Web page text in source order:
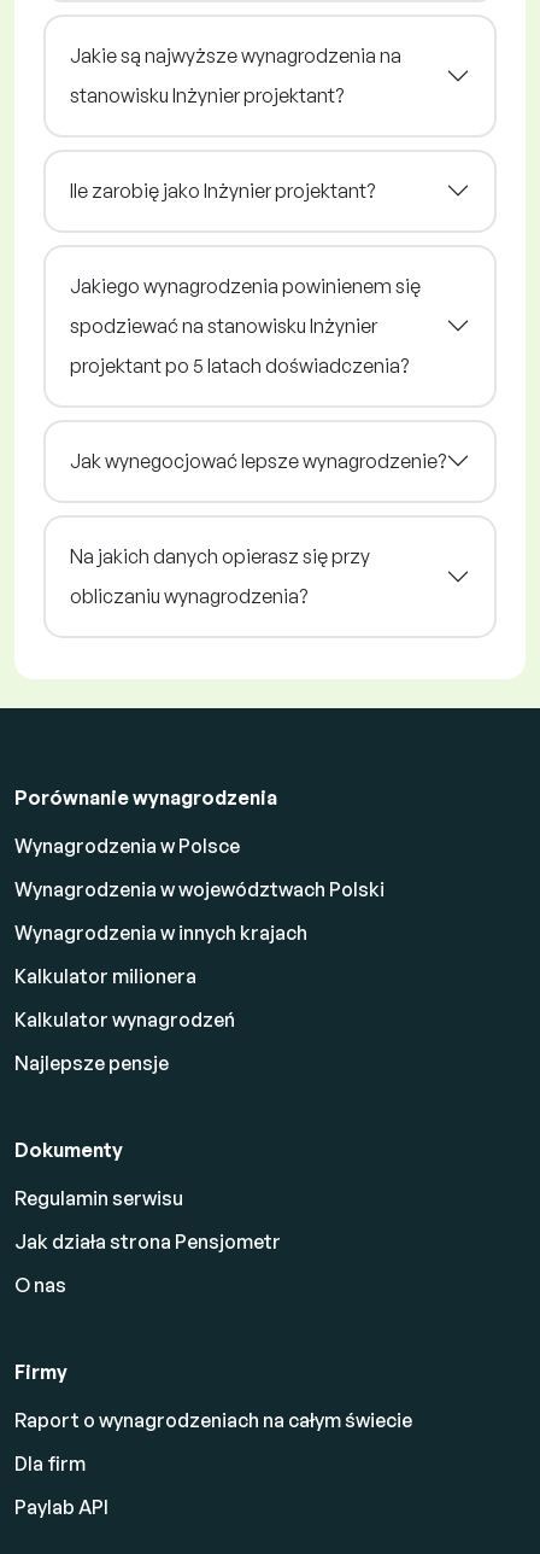
Jakie są najwyższe wynagrodzenia na
stanowisku Inżynier projektant?
Ile zarobię jako Inżynier projektant?
Jakiego wynagrodzenia powinienem się
spodziewać na stanowisku Inżynier
projektant po 5 latach doświadczenia?
Jak wynegocjować lepsze wynagrodzenie?
Na jakich danych opierasz się przy
obliczaniu wynagrodzenia?
Porównanie wynagrodzenia
Wynagrodzenia w Polsce
Wynagrodzenia w województwach Polski
Wynagrodzenia w innych krajach
Kalkulator milionera
Kalkulator wynagrodzeń
Najlepsze pensje
Dokumenty
Regulamin serwisu
Jak działa strona Pensjometr
O nas
Firmy
Raport o wynagrodzeniach na całym świecie
Dla firm
Paylab API